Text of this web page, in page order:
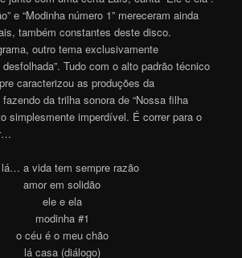
e “Modinha número 1” mereceram ainda
também constantes deste disco.
outro tema exclusivamente
Tudo com o alto padrão técnico
caracterizou as produções da
da trilha sonora de “Nossa filha
simplesmente imperdível. É correr para o
a vida tem sempre razão
amor em solidão
ele e ela
modinha #1
o céu é o meu chão
lá casa (diálogo)